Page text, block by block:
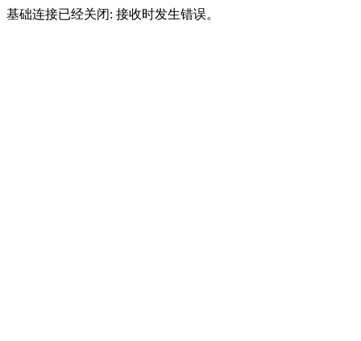
基础连接已经关闭: 接收时发生错误。